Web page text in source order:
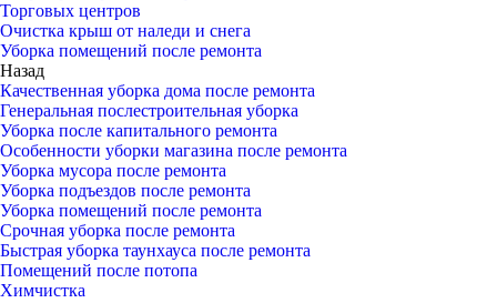
Торговых центров
Очистка крыш от наледи и снега
Уборка помещений после ремонта
Назад
Качественная уборка дома после ремонта
Генеральная послестроительная уборка
Уборка после капитального ремонта
Особенности уборки магазина после ремонта
Уборка мусора после ремонта
Уборка подъездов после ремонта
Уборка помещений после ремонта
Срочная уборка после ремонта
Быстрая уборка таунхауса после ремонта
Помещений после потопа
Химчистка